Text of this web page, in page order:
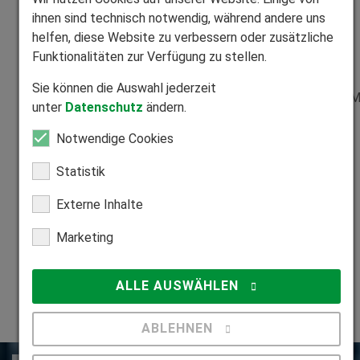
GUTE
ihnen sind technisch notwendig, während andere uns
helfen, diese Website zu verbessern oder zusätzliche
Funktionalitäten zur Verfügung zu stellen.
Sie können die Auswahl jederzeit
unter Datenschutz ändern.
Notwendige Cookies
Statistik
Externe Inhalte
Marketing
ALLE AUSWÄHLEN
ABLEHNEN